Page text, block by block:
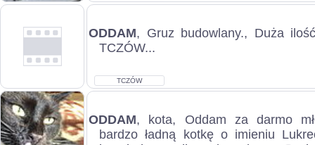
ODDAM, Gruz budowlany., Duża
TCZÓW...
TCZÓW
ODDAM, kota, Oddam za darmo
bardzo ładną kotkę o imieniu